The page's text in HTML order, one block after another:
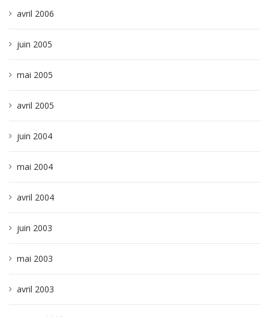
avril 2006
juin 2005
mai 2005
avril 2005
juin 2004
mai 2004
avril 2004
juin 2003
mai 2003
avril 2003